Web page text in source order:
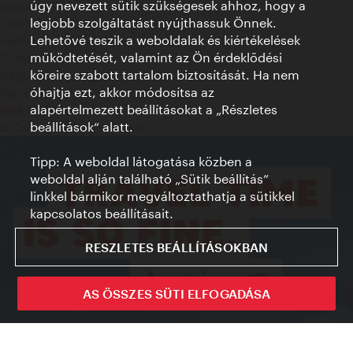
Kapcsolat
Credits
Adatvédelmi nyilatkozat
Terms of Use
Megközelíthetőség
Sajtókapcsolat
Sütik beállítása
© Copyright WienTourismus
úgy nevezett sütik szükségesek ahhoz, hogy a
legjobb szolgáltatást nyújthassuk Önnek.
Lehetővé teszik a weboldalak és kiértékelések
működtetését, valamint az Ön érdeklődési
köreire szabott tartalom biztosítását. Ha nem
óhajtja ezt, akkor módosítsa az
alapértelmezett beállításokat a „Részletes
beállítások“ alatt.
Tipp: A weboldal látogatása közben a
weboldal alján található „Sütik beállítás”
linkkel bármikor megváltoztathatja a sütikkel
kapcsolatos beállításait.
RESZLETES BEÁLLÍTÁSOKBAN
AS ÖSSZES SÜTI ELFOGADÁSA